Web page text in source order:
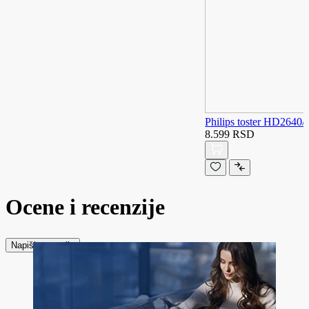
Philips toster HD2640/
8.599 RSD
Ocene i recenzije
Napiši recenziju